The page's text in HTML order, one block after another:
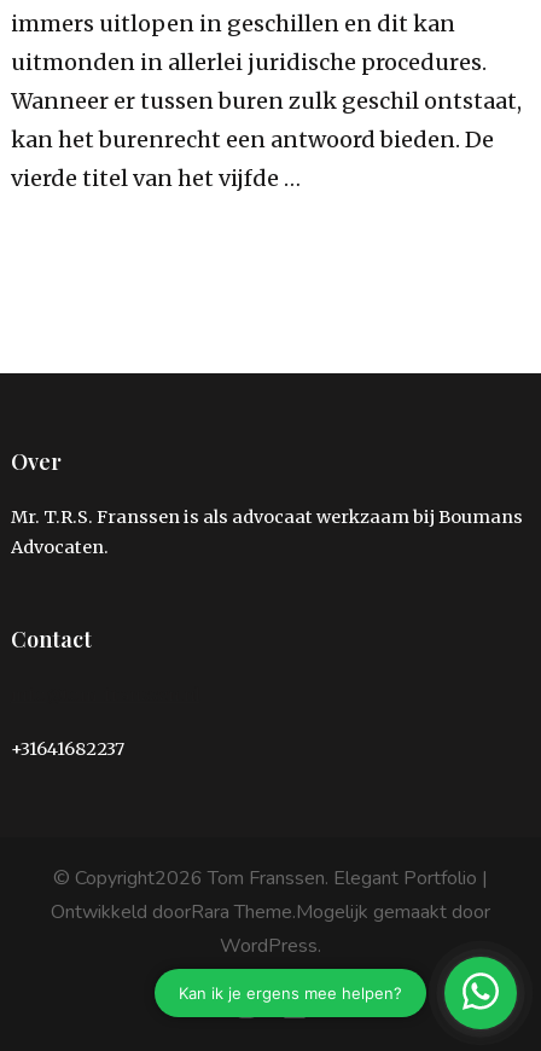
immers uitlopen in geschillen en dit kan
uitmonden in allerlei juridische procedures.
Wanneer er tussen buren zulk geschil ontstaat,
kan het burenrecht een antwoord bieden. De
vierde titel van het vijfde …
Over
Mr. T.R.S. Franssen is als advocaat werkzaam bij Boumans
Advocaten.
Contact
+31641682237
© Copyright2026Tom Franssen. Elegant Portfolio |
Ontwikkeld doorRara Theme.Mogelijk gemaakt door
WordPress.